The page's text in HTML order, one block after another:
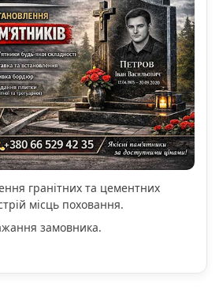
гранітних та цементних
місць поховання.
замовника.